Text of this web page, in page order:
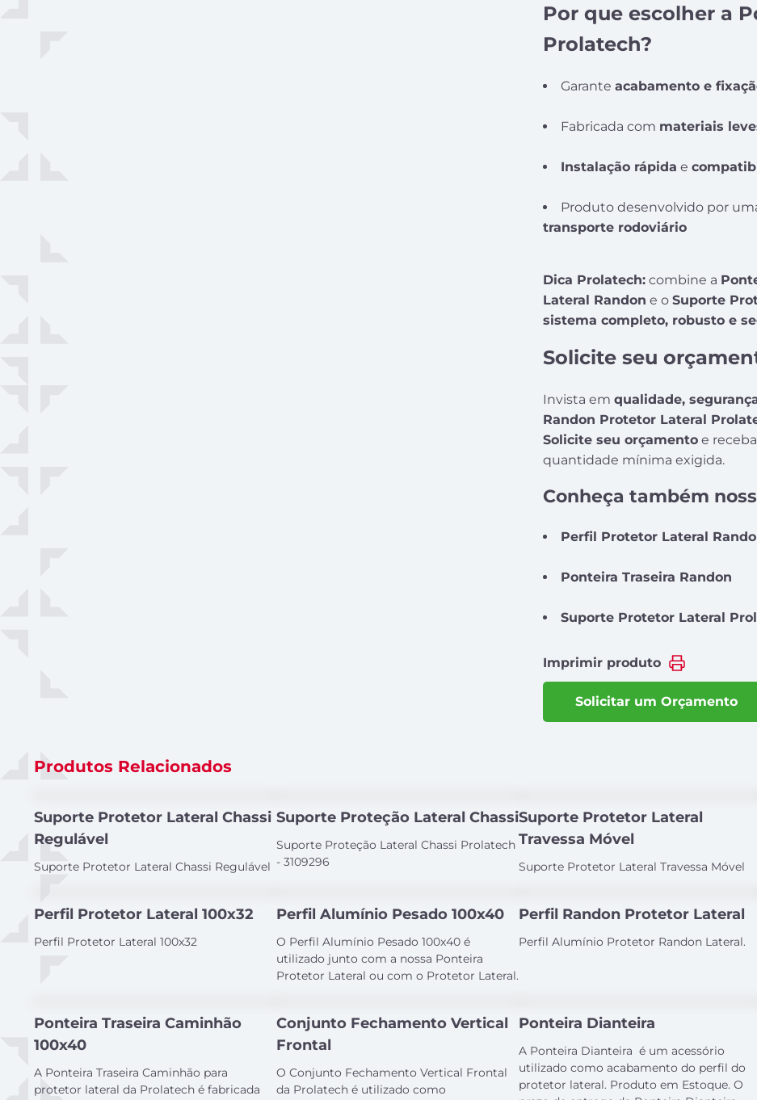
Por que escolher a
Prolatech?
Garante acabamento e
Fabricada com materiais
Instalação rápida e
Produto desenvolvido por
transporte rodoviário
Dica Prolatech: combine a
Lateral Randon e o Suporte
sistema completo, robusto e
Solicite seu
Invista em qualidade,
Randon Protetor Lateral
Solicite seu orçamento e
quantidade mínima exigida.
Conheça também
Perfil Protetor Lateral
Ponteira Traseira Randon
Suporte Protetor Lateral
Imprimir produto
Solicitar um Orçamento
Produtos Relacionados
Suporte Protetor Lateral Chassi
Regulável
Suporte Protetor Lateral Chassi Regulável
Suporte Proteção Lateral Chassi
Suporte Proteção Lateral Chassi Prolatech
- 3109296
Suporte Protetor Lateral
Travessa Móvel
Suporte Protetor Lateral Travessa Móvel
Perfil Protetor Lateral 100x32
Perfil Protetor Lateral 100x32
Perfil Alumínio Pesado 100x40
O Perfil Alumínio Pesado 100x40 é
utilizado junto com a nossa Ponteira
Protetor Lateral ou com o Protetor Lateral.
Perfil Randon Protetor Lateral
Perfil Alumínio Protetor Randon Lateral.
Ponteira Traseira Caminhão
100x40
A Ponteira Traseira Caminhão para
protetor lateral da Prolatech é fabricada
Conjunto Fechamento Vertical
Frontal
O Conjunto Fechamento Vertical Frontal
da Prolatech é utilizado como
Ponteira Dianteira
A Ponteira Dianteira é um acessório
utilizado como acabamento do perfil do
protetor lateral. Produto em Estoque. O